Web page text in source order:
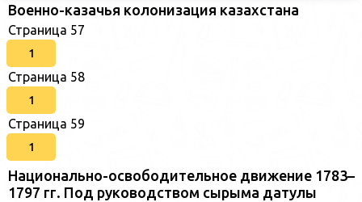
Военно-казачья колонизация казахстана
Страница 57
1
Страница 58
1
Страница 59
1
Национально-освободительное движение 1783–
1797 гг. Под руководством сырыма датулы